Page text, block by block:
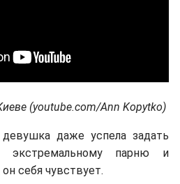
(youtube.com/Ann Kopytko)
даже успела задать
экстремальному парню и
себя чувствует.